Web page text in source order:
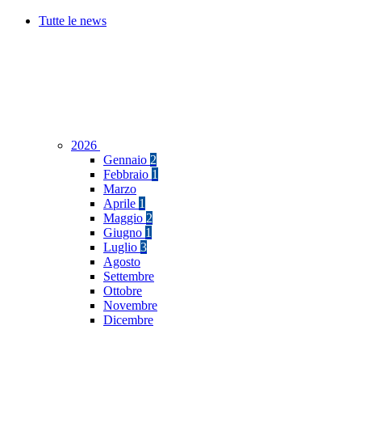
Tutte le news
2026
Gennaio 2
Febbraio 1
Marzo
Aprile 1
Maggio 2
Giugno 1
Luglio 3
Agosto
Settembre
Ottobre
Novembre
Dicembre